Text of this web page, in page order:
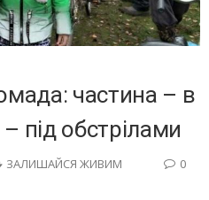
частина – в
– під обстрілами
ЗАЛИШАЙСЯ ЖИВИМ 0